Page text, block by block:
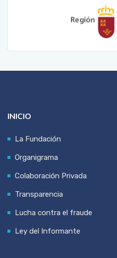
INICIO
La Fundación
Organigrama
Colaboración Privada
Transparencia
Lucha contra el fraude
Ley del Informante